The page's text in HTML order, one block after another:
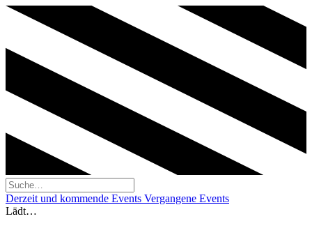
Derzeit und kommende Events Vergangene Events
Lädt…